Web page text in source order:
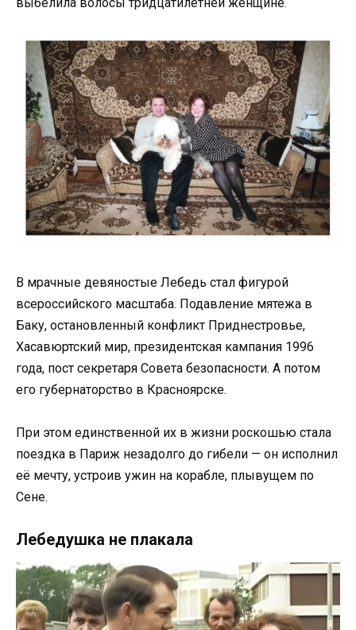
выбелила волосы тридцатилетней женщине.
В мрачные девяностые Лебедь стал фигурой
всероссийского масштаба. Подавление мятежа в
Баку, остановленный конфликт Приднестровье,
Хасавюртский мир, президентская кампания 1996
года, пост секретаря Совета безопасности. А потом
его губернаторство в Красноярске.
При этом единственной их в жизни роскошью стала
поездка в Париж незадолго до гибели — он исполнил
её мечту, устроив ужин на корабле, плывущем по
Сене.
Лебедушка не плакала